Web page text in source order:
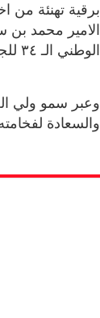
برقية تهنئة من
الامير محمد بن
الوطني الـ ٣٤ للجمهورية اليمنية ٢٢ مايو).
وعبر سمو ولي
والسعادة